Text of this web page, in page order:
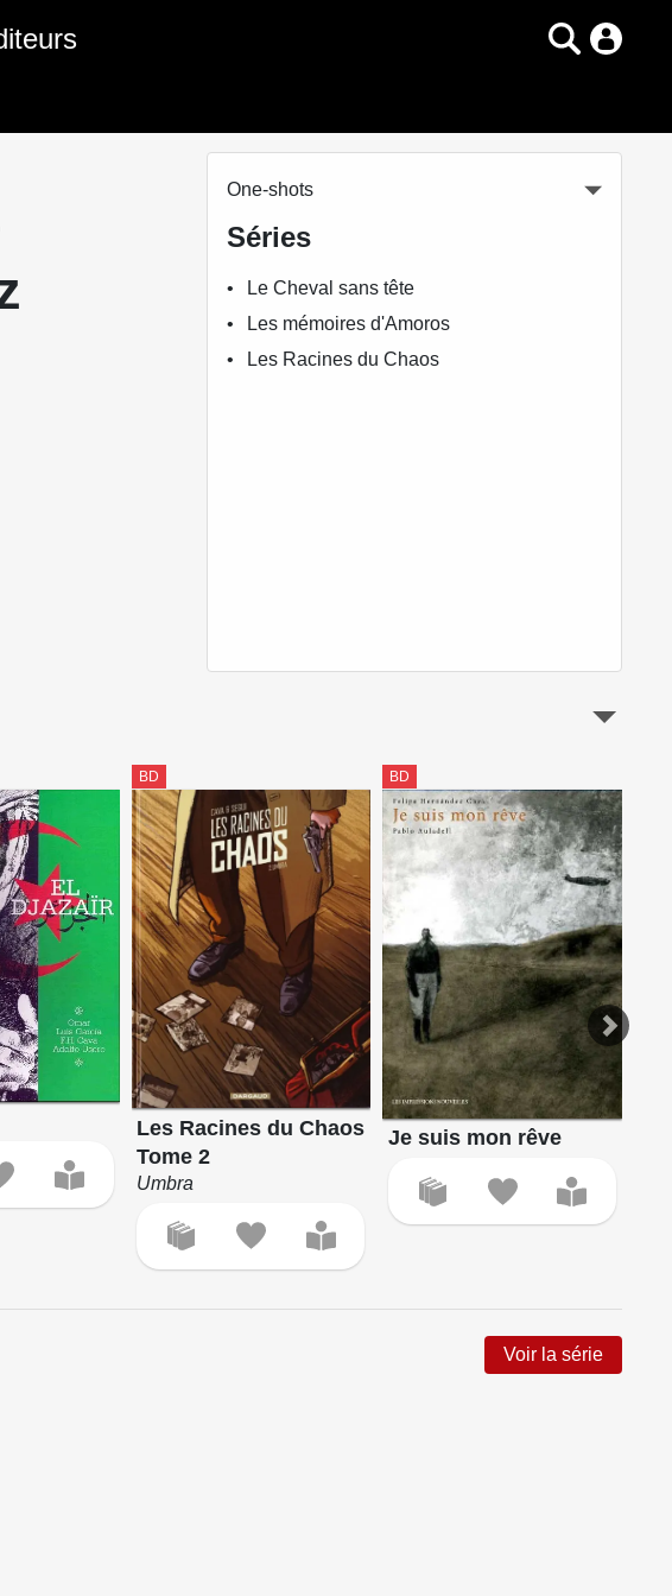
One-shots
Séries
Le Cheval sans tête
Les mémoires d'Amoros
Les Racines du Chaos
BD
Les Racines du Chaos
Tome 2
Umbra
BD
Je suis mon rêve
Voir la série